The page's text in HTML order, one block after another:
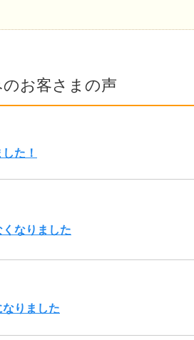
お客さまの声
た！
なりました
りました